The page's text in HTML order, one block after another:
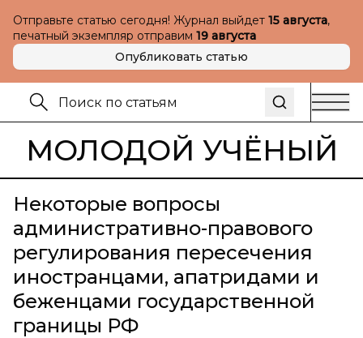
Отправьте статью сегодня! Журнал выйдет 15 августа,
печатный экземпляр отправим 19 августа
Опубликовать статью
МОЛОДОЙ УЧЁНЫЙ
Некоторые вопросы
административно-правового
регулирования пересечения
иностранцами, апатридами и
беженцами государственной
границы РФ